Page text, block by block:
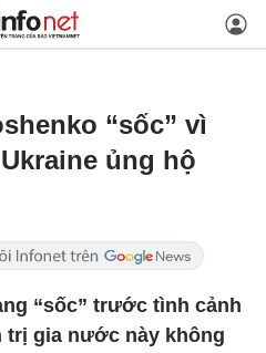
“sốc” vì
ủng hộ
“sốc” trước tình cảnh
trị gia nước này không